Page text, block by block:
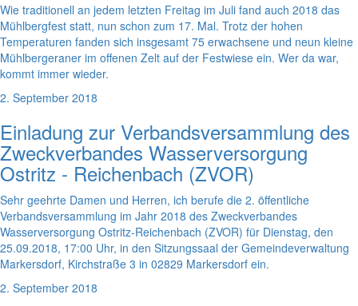
Wie traditionell an jedem letzten Freitag im Juli fand auch 2018 das
Mühlbergfest statt, nun schon zum 17. Mal. Trotz der hohen
Temperaturen fanden sich insgesamt 75 erwachsene und neun kleine
Mühlbergeraner im offenen Zelt auf der Festwiese ein. Wer da war,
kommt immer wieder.
2. September 2018
Einladung zur Verbandsversammlung des
Zweckverbandes Wasserversorgung
Ostritz - Reichenbach (ZVOR)
Sehr geehrte Damen und Herren, ich berufe die 2. öffentliche
Verbandsversammlung im Jahr 2018 des Zweckverbandes
Wasserversorgung Ostritz-Reichenbach (ZVOR) für Dienstag, den
25.09.2018, 17:00 Uhr, in den Sitzungssaal der Gemeindeverwaltung
Markersdorf, Kirchstraße 3 in 02829 Markersdorf ein.
2. September 2018